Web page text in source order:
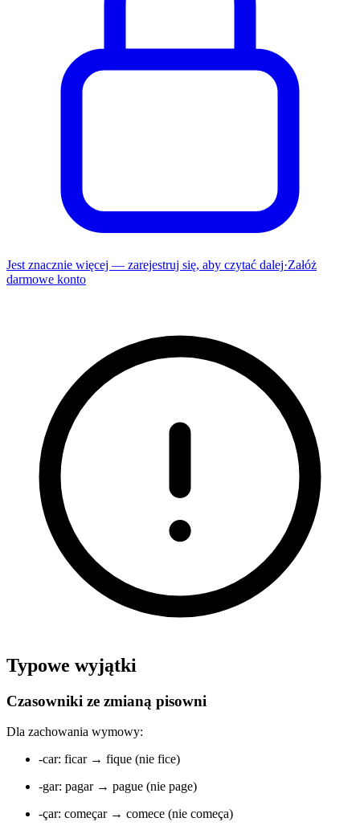
Jest znacznie więcej — zarejestruj się, aby czytać dalej·Załóż
darmowe konto
Typowe wyjątki
Czasowniki ze zmianą pisowni
Dla zachowania wymowy:
-car: ficar → fique (nie fice)
-gar: pagar → pague (nie page)
-çar: começar → comece (nie começa)